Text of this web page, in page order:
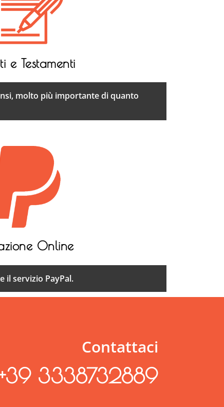
e Testamenti
molto più importante di quanto
Online
il servizio PayPal.
Contattaci
3338732889